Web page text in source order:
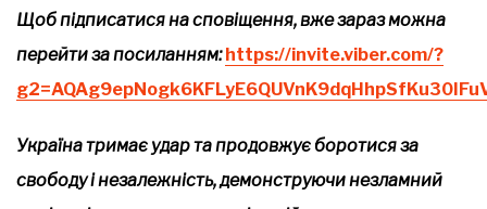
Щоб підписатися на сповіщення, вже зараз можна
перейти за посиланням: https://invite.viber.com/?
Україна тримає удар та продовжує боротися за
свободу і незалежність, демонструючи незламний